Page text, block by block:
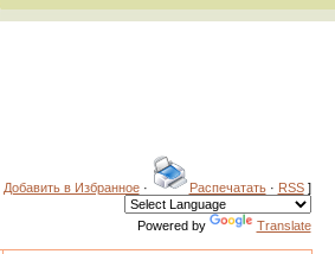
Добавить в Избранное· Распечатать· RSS]
Powered by Translate